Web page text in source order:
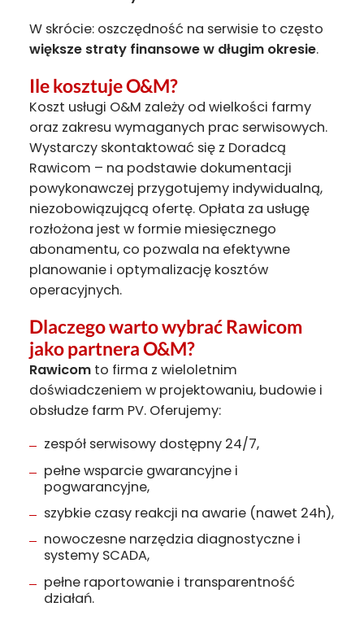
W skrócie: oszczędność na serwisie to często
większe straty finansowe w długim okresie.
Ile kosztuje O&M?
Koszt usługi O&M zależy od wielkości farmy
oraz zakresu wymaganych prac serwisowych.
Wystarczy skontaktować się z Doradcą
Rawicom – na podstawie dokumentacji
powykonawczej przygotujemy indywidualną,
niezobowiązującą ofertę. Opłata za usługę
rozłożona jest w formie miesięcznego
abonamentu, co pozwala na efektywne
planowanie i optymalizację kosztów
operacyjnych.
Dlaczego warto wybrać Rawicom
jako partnera O&M?
Rawicom to firma z wieloletnim
doświadczeniem w projektowaniu, budowie i
obsłudze farm PV. Oferujemy:
zespół serwisowy dostępny 24/7,
pełne wsparcie gwarancyjne i
pogwarancyjne,
szybkie czasy reakcji na awarie (nawet 24h),
nowoczesne narzędzia diagnostyczne i
systemy SCADA,
pełne raportowanie i transparentność
działań.